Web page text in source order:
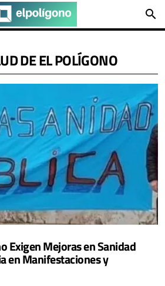
search
DE EL POLÍGONO
Exigen Mejoras en Sanidad
en Manifestaciones y